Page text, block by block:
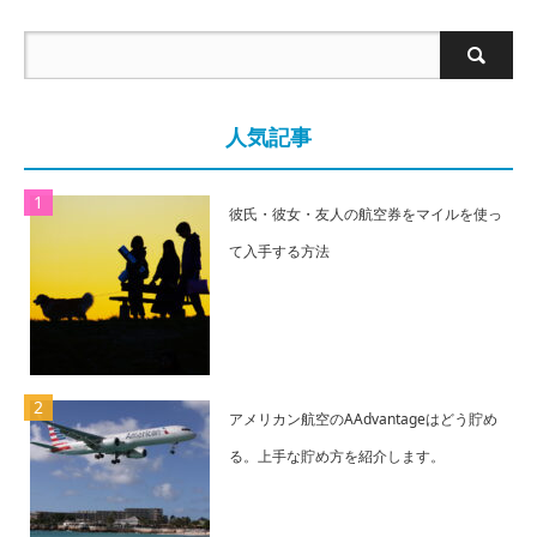
人気記事
彼氏・彼女・友人の航空券をマイルを使っ
て入手する方法
アメリカン航空のAAdvantageはどう貯め
る。上手な貯め方を紹介します。